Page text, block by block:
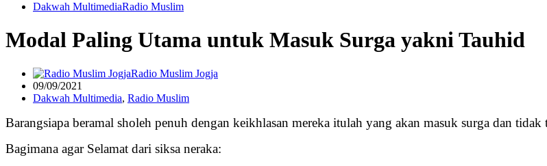
Dakwah MultimediaRadio Muslim
Modal Paling Utama untuk Masuk Surga yakni Tauhid
Radio Muslim Jogja
09/09/2021
Dakwah Multimedia, Radio Muslim
Barangsiapa beramal sholeh penuh dengan keikhlasan mereka itulah yang akan masuk surga dan tidak
Bagimana agar Selamat dari siksa neraka: